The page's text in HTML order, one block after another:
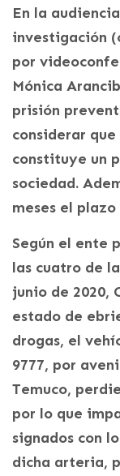
En la
investigación
por
Mónica
prisión
considerar
constituye un
sociedad.
meses el
Según el ente
las cuatro de
junio de 2020,
estado de
drogas, el
9777, por
Temuco,
por lo que
signados con
dicha arteria,